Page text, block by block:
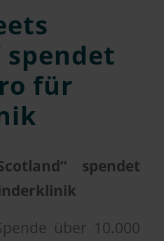
spendet
für
spendet
über 10.000